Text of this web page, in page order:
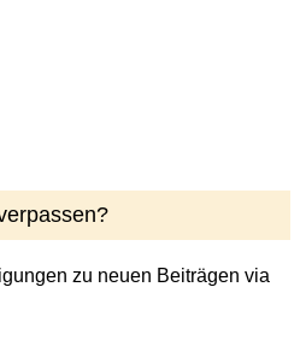
zu neuen Beiträgen via